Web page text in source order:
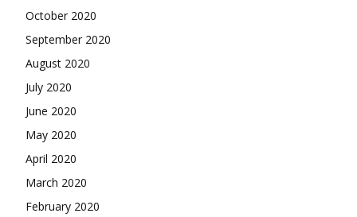
October 2020
September 2020
August 2020
July 2020
June 2020
May 2020
April 2020
March 2020
February 2020